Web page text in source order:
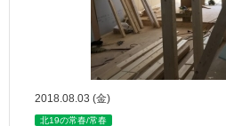
2018.08.03 (金)
北19の常春/常春